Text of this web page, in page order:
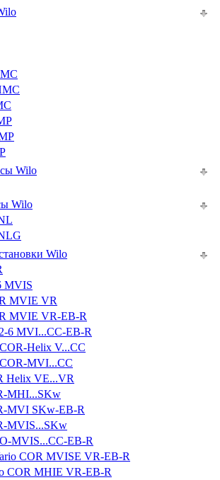
Wilo
Wilo
Wilo
MVIS
MVIE VR
MVIE VR-EB-R
6 MVI...CC-EB-R
Helix V...CC
MVI...CC
Helix VE...VR
MHI...SKw
MVI SKw-EB-R
MVIS...SKw
MVIS...CC-EB-R
COR MVISE VR-EB-R
COR MHIE VR-EB-R